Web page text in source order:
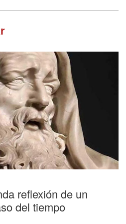
reflexión de un
del tiempo